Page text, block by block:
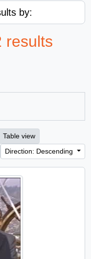
by:
results
Table view
Direction: Descending